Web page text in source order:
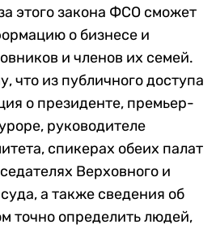
этого закона ФСО сможет
о бизнесе и
и членов их семей.
что из публичного доступа
о президенте, премьер-
руководителе
спикерах обеих палат
Верховного и
а также сведения об
точно определить людей,